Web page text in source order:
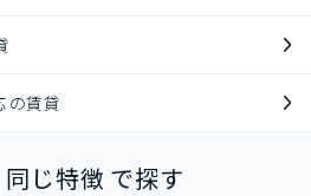
の賃貸
じ特徴 で探す